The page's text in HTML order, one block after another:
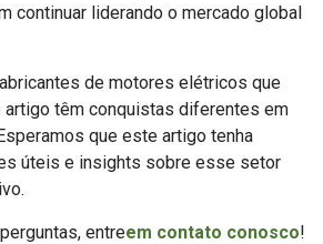
continuar liderando o mercado global
de motores elétricos que
têm conquistas diferentes em
que este artigo tenha
úteis e insights sobre esse setor
entreem contato conosco!